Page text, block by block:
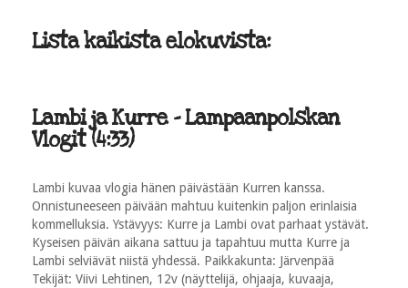
Lista kaikista elokuvista:
Lambi ja Kurre - Lampaanpolskan
Vlogit (4:33)
Lambi kuvaa vlogia hänen päivästään Kurren kanssa.
Onnistuneeseen päivään mahtuu kuitenkin paljon erinlaisia
kommelluksia. Ystävyys: Kurre ja Lambi ovat parhaat ystävät.
Kyseisen päivän aikana sattuu ja tapahtuu mutta Kurre ja
Lambi selviävät niistä yhdessä. Paikkakunta: Järvenpää
Tekijät: Viivi Lehtinen, 12v (näyttelijä, ohjaaja, kuvaaja,